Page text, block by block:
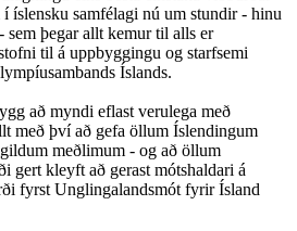
íslensku samfélagi nú um stundir - hinu
þegar allt kemur til alls er
til á uppbyggingu og starfsemi
Íslands.
að myndi eflast verulega með
með því að gefa öllum Íslendingum
meðlimum - og að öllum
gert kleyft að gerast mótshaldari á
fyrst Unglingalandsmót fyrir Ísland